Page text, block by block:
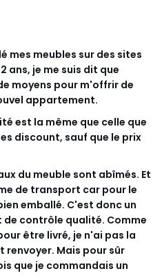
mes meubles sur des sites
ans, je me suis dit que
moyens pour m'offrir de
appartement.
est la même que celle que
discount, sauf que le prix
du meuble sont abîmés. Et
de transport car pour le
emballé. C'est donc un
contrôle qualité. Comme
être livré, je n'ai pas la
Mais pour sûr
que je commandais un